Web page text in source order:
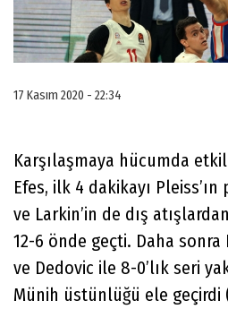
17 Kasım 2020 - 22:34
Karşılaşmaya hücumda
Efes, ilk 4 dakikayı
ve Larkin’in de dış
12-6 önde geçti. Daha sonra
ve Dedovic ile 8-0’lık seri
Münih üstünlüğü ele geçirdi